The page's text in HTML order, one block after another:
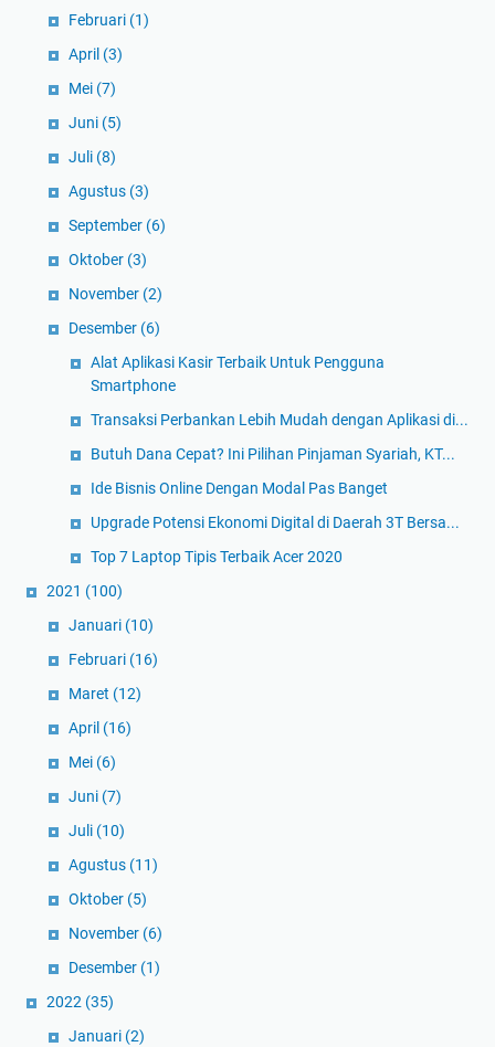
Februari (1)
April (3)
Mei (7)
Juni (5)
Juli (8)
Agustus (3)
September (6)
Oktober (3)
November (2)
Desember (6)
Alat Aplikasi Kasir Terbaik Untuk Pengguna
Smartphone
Transaksi Perbankan Lebih Mudah dengan Aplikasi di...
Butuh Dana Cepat? Ini Pilihan Pinjaman Syariah, KT...
Ide Bisnis Online Dengan Modal Pas Banget
Upgrade Potensi Ekonomi Digital di Daerah 3T Bersa...
Top 7 Laptop Tipis Terbaik Acer 2020
2021 (100)
Januari (10)
Februari (16)
Maret (12)
April (16)
Mei (6)
Juni (7)
Juli (10)
Agustus (11)
Oktober (5)
November (6)
Desember (1)
2022 (35)
Januari (2)